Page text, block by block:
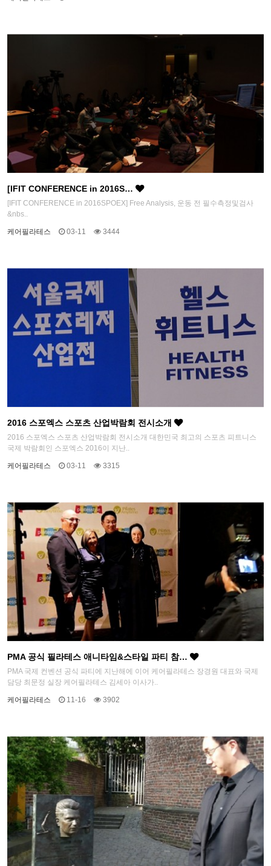
[IFIT CONFERENCE in 2016S…
[IFIT CONFERENCE in 2016SPOEX] Free Analysis, 운동 전 필수측정및검사
&nbs..
케어필라테스 03-11 3444
2016 스포엑스 스포츠 산업박람회 전시소개
2016 스포엑스 스포츠 산업박람회 전시소개 대한민국 최고의 스포츠 피트니스
국제 박람회인 스포엑스 2016이 지난..
케어필라테스 03-11 3315
PMA 공식 필라테스 애니타임&스타일 파티 참…
PMA 국제 컨벤션 공식 파티에 지난해에 이어 케어필라테스 장경원 대표와 국제
담당 최문정 실장 케어필라테스 김세아 이사가..
케어필라테스 11-16 3902